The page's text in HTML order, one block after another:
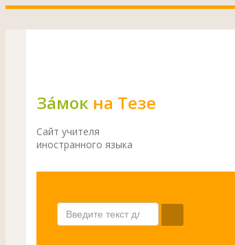
Зáмок на Тезе
Сайт учителя
иностранного языка